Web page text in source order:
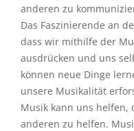
anderen zu
Das Faszinierende an
dass wir mithilfe der
ausdrücken und uns
können neue Dinge
unsere Musikalität
Musik kann uns helfen,
anderen zu helfen.